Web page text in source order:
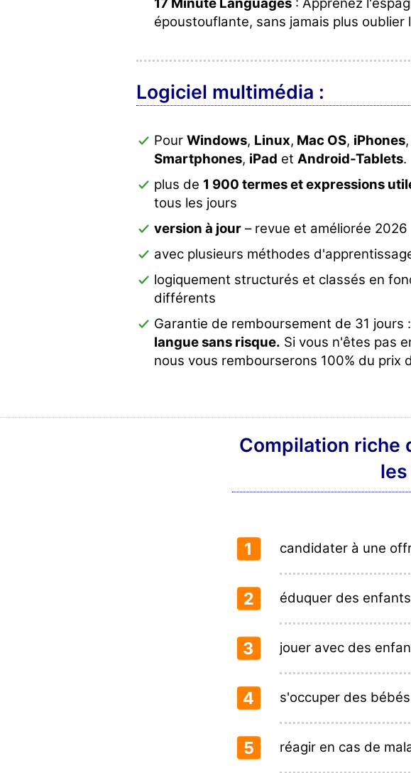
époustouflante, sans jamais plus oublier
Logiciel multimédia :
Pour Windows, Linux, Mac OS, iPhones,
Smartphones, iPad et Android-Tablets.
plus de 1 900 termes et expressions
tous les jours
version à jour – revue et améliorée 2026
avec plusieurs méthodes
logiquement structurés et classés en
différents
Garantie de remboursement de 31 jours :
langue sans risque. Si vous n'êtes pas
nous vous rembourserons 100% du prix
Compilation riche
1 candidater à une
2 éduquer des enfants
3 jouer avec des
4 s'occuper des bébés
5 réagir en cas de